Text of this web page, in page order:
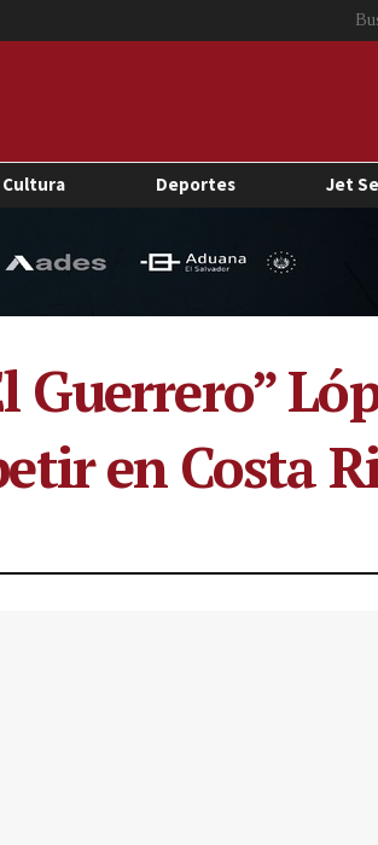
Cultura Deportes Jet
Guerrero”
en Costa